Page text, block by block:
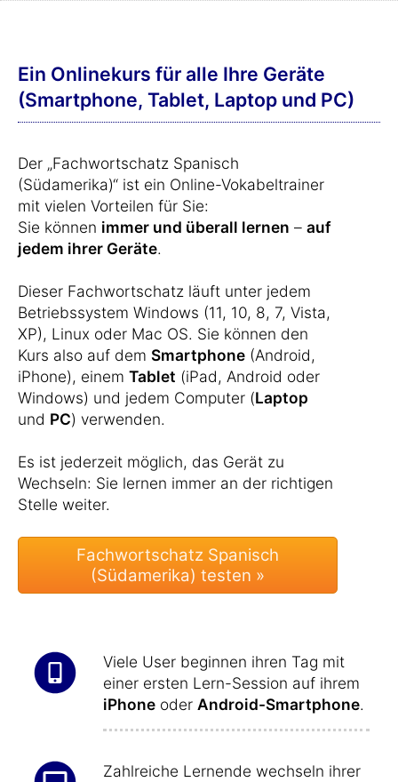
Ein Onlinekurs für alle Ihre Geräte
(Smartphone, Tablet, Laptop und PC)
Der „Fachwortschatz Spanisch
(Südamerika)“ ist ein Online-Vokabeltrainer
mit vielen Vorteilen für Sie:
Sie können immer und überall lernen – auf
jedem ihrer Geräte.
Dieser Fachwortschatz läuft unter jedem
Betriebssystem Windows (11, 10, 8, 7, Vista,
XP), Linux oder Mac OS. Sie können den
Kurs also auf dem Smartphone (Android,
iPhone), einem Tablet (iPad, Android oder
Windows) und jedem Computer (Laptop
und PC) verwenden.
Es ist jederzeit möglich, das Gerät zu
Wechseln: Sie lernen immer an der richtigen
Stelle weiter.
Viele User beginnen ihren Tag mit
einer ersten Lern-Session auf ihrem
iPhone oder Android-Smartphone.
Zahlreiche Lernende wechseln ihrer